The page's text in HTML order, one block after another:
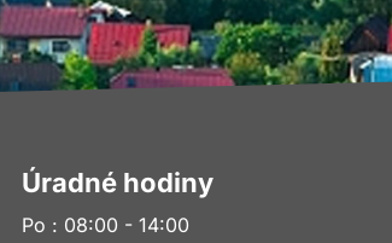
Úradné hodiny
Po : 08:00 - 14:00